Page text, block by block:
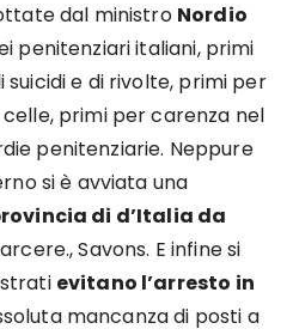
dal ministro Nordio
penitenziari italiani, primi
suicidi e di rivolte, primi per
primi per carenza nel
penitenziarie. Neppure
si è avviata una
di d’Italia da
Savons. E infine si
evitano l’arresto in
mancanza di posti a